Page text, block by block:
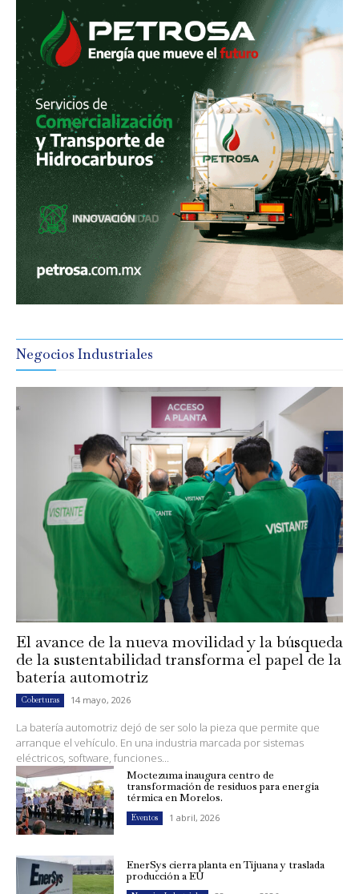
Negocios Industriales
El avance de la nueva movilidad y la búsqueda
de la sustentabilidad transforma el papel de la
batería automotriz
Coberturas 14 mayo, 2026
La batería automotriz dejó de ser solo la pieza que permite que
arranque el vehículo. En una industria marcada por sistemas
eléctricos, software, funciones...
Moctezuma inaugura centro de
transformación de residuos para energía
térmica en Morelos.
Eventos 1 abril, 2026
EnerSys cierra planta en Tijuana y traslada
producción a EU